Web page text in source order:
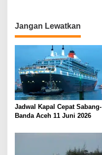
o
s
Jangan Lewatkan
Jadwal Kapal Cepat Sabang-
Banda Aceh 11 Juni 2026